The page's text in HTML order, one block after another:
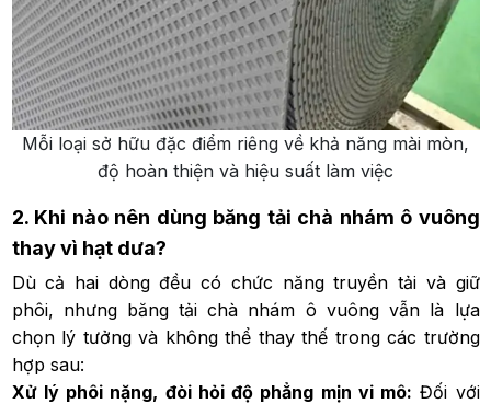
Mỗi loại sở hữu đặc điểm riêng về khả năng mài mòn,
độ hoàn thiện và hiệu suất làm việc
2. Khi nào nên dùng băng tải chà nhám ô vuông
thay vì hạt dưa?
Dù cả hai dòng đều có chức năng truyền tải và giữ
phôi, nhưng băng tải chà nhám ô vuông vẫn là lựa
chọn lý tưởng và không thể thay thế trong các trường
hợp sau:
Xử lý phôi nặng, đòi hỏi độ phẳng mịn vi mô: Đối với